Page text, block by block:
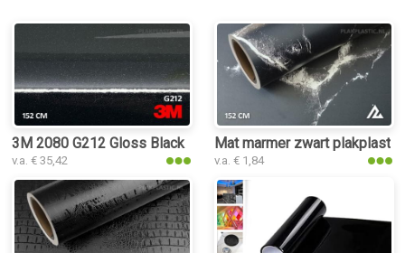
3M 2080 G212 Gloss Black Metallic plakplastic
v.a. € 35,42
Mat marmer zwart plakplastic
v.a. € 1,84